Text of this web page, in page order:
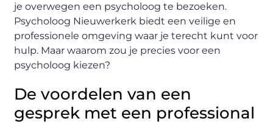
je overwegen een psycholoog te bezoeken.
Psycholoog Nieuwerkerk biedt een veilige en
professionele omgeving waar je terecht kunt voor
hulp. Maar waarom zou je precies voor een
psycholoog kiezen?
De voordelen van een
gesprek met een professional